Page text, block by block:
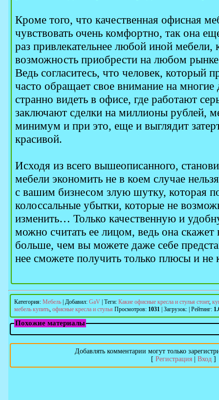
Кроме того, что качественная офисная
чувствовать очень комфортно, так она
раз привлекательнее любой иной
возможность приобрести на любом
Ведь согласитесь, что человек, который
часто обращает свое внимание на многие
странно видеть в офисе, где работают
заключают сделки на миллионы рублей,
минимум и при это, еще и выглядит
красивой.
Исходя из всего вышеописанного,
мебели экономить не в коем случае
с вашим бизнесом злую шутку, которая
колоссальные убытки, которые не
изменить… Только качественную и
можно считать ее лицом, ведь она
больше, чем вы можете даже себе
нее сможете получить только плюсы и
Категория: Мебель Добавил: GaV Теги: Какие офисные кресла и стулья стоит,
мебель купить, офисные кресла и стулья Просмотров: 1031 Загрузок: Рейтинг:
Похожие материалы
Добавлять комментарии могут только
[ Регистрация| Вход]